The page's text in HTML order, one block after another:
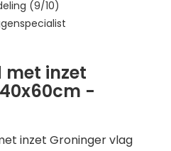
(9/10)
inzet
-
inzet Groninger vlag